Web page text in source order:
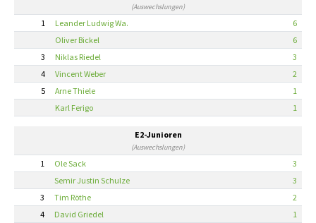
(Auswechslungen)
1 Leander Ludwig Wa.
6
Oliver Bickel
6
3
Niklas Riedel
3
4
Vincent Weber
2
5
Arne Thiele
1
Karl Ferigo
1
E2-Junioren
(Auswechslungen)
1 Ole Sack
3
Semir Justin Schulze
3
3
Tim Röthe
2
4
David Griedel
1